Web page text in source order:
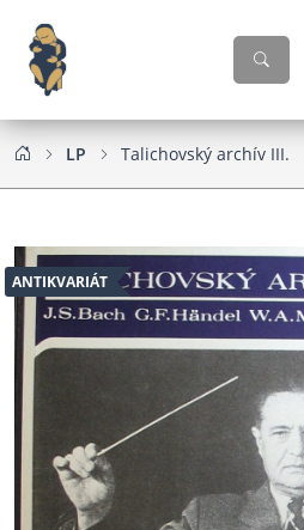
LP Talichovský archív III.
ANTIKVARIÁT